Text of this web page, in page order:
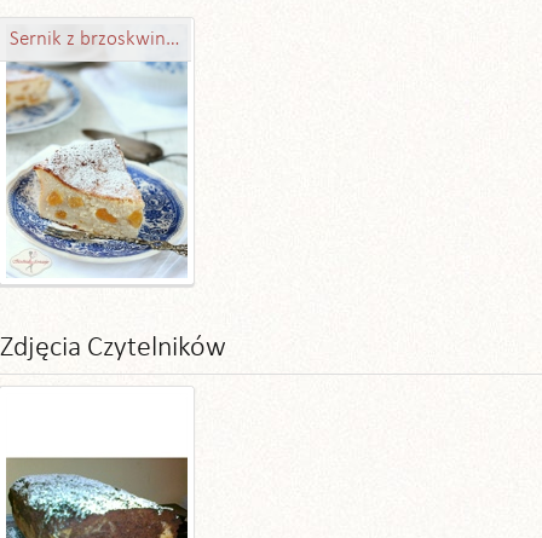
Sernik z brzoskwiniami
Zdjęcia Czytelników